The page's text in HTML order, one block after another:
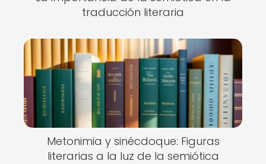
traducción literaria
Metonimia y sinécdoque: Figuras
literarias a la luz de la semiótica